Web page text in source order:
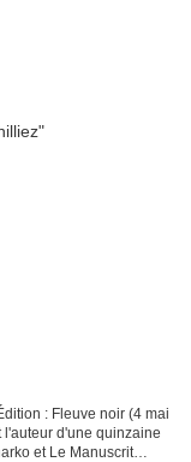
: Fleuve noir (4 mai
l'auteur d'une quinzaine
et Le Manuscrit